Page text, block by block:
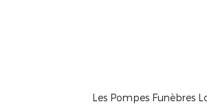
Les Pompes Funèbres